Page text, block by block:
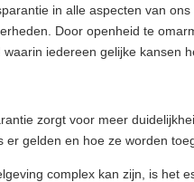
in alle aspecten van
Door openheid te
iedereen gelijke kansen
zorgt voor meer
er gelden en hoe ze worden
complex kan zijn, is het